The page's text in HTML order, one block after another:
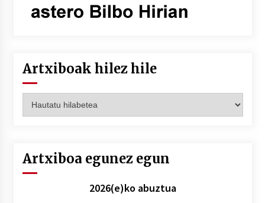
Artxiboak hilez hile
hilez
Artxiboa egunez egun
2026(e)ko abuztua